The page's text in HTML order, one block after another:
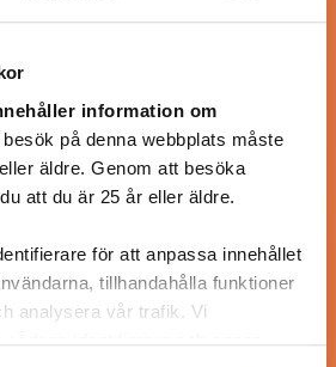
information om
besök på denna webbplats måste
äldre. Genom att besöka
att du är 25 år eller äldre.
för att anpassa innehållet
tillhandahålla funktioner
analysera vår trafik. Vi